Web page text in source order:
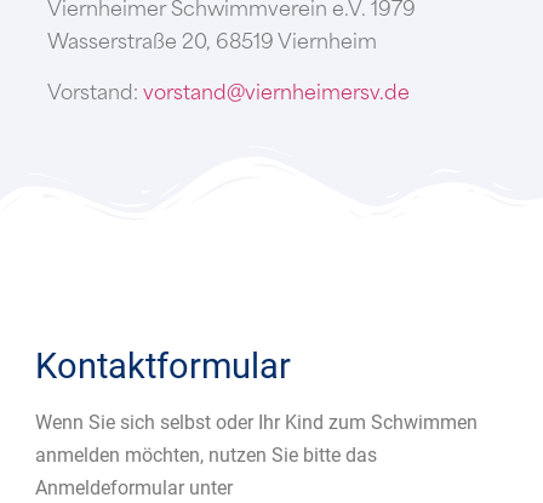
Viernheimer Schwimmverein e.V. 1979
Wasserstraße 20, 68519 Viernheim
Vorstand: vorstand@viernheimersv.de
Kontaktformular
Wenn Sie sich selbst oder Ihr Kind zum Schwimmen
anmelden möchten, nutzen Sie bitte das
Anmeldeformular unter